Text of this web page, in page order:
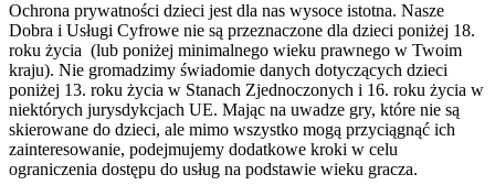
Ochrona prywatności dzieci jest dla nas wysoce istotna. Nasze
Dobra i Usługi Cyfrowe nie są przeznaczone dla dzieci poniżej 18.
roku życia (lub poniżej minimalnego wieku prawnego w Twoim
kraju). Nie gromadzimy świadomie danych dotyczących dzieci
poniżej 13. roku życia w Stanach Zjednoczonych i 16. roku życia w
niektórych jurysdykcjach UE. Mając na uwadze gry, które nie są
skierowane do dzieci, ale mimo wszystko mogą przyciągnąć ich
zainteresowanie, podejmujemy dodatkowe kroki w celu
ograniczenia dostępu do usług na podstawie wieku gracza.